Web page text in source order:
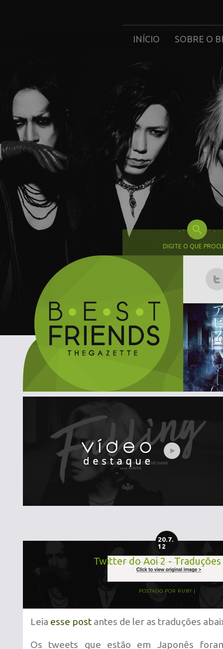
INÍCIO SOBRE O
DIGITE O QUE
20.7.
12
Twitter do Aoi 2 - Traduções
POSTADO POR RUBY
Leia esse post antes de ler as traduções
Os tweets que estão em Japonês